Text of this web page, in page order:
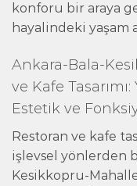
konforu bir araya
hayalindeki yaşam
Ankara-Bala-
ve Kafe
Estetik ve
Restoran ve kafe
işlevsel yönlerden
Kesikkopru-